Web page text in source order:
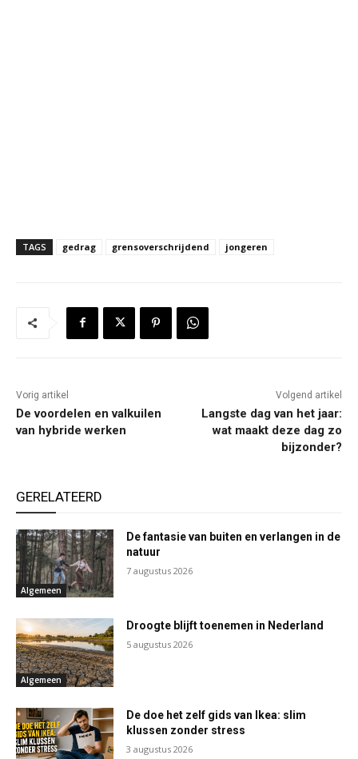
TAGS gedrag grensoverschrijdend jongeren
Vorig artikel
De voordelen en valkuilen
van hybride werken
Volgend artikel
Langste dag van het jaar:
wat maakt deze dag zo
bijzonder?
GERELATEERD
Algemeen
De fantasie van buiten en verlangen in de
natuur
7 augustus 2026
Algemeen
Droogte blijft toenemen in Nederland
5 augustus 2026
De doe het zelf gids van Ikea: slim
klussen zonder stress
3 augustus 2026